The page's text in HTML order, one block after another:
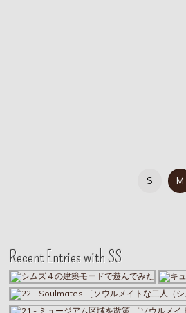
S M
Recent Entries with SS